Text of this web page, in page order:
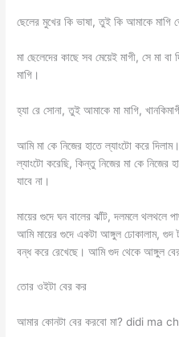
ছেলের মুখের কি ভাষা, তুই কি আমাকে মাগি
মা ছেলেদের কাছে সব মেয়েই মাগী, সে মা
মাগি।
হ্যা রে সোনা, তুই আমাকে মা মাগি,
আমি মা কে নিজের হাতে ল্যাংটো করে
ল্যাংটো করেছি, কিন্তু নিজের মা কে নিজের
যাবে না।
মায়ের গুদে ঘন বালের ঝাঁট, দলমলে থলথলে
আমি মায়ের গুদে একটা আঙ্গুল ঢোকালাম, গুদ
বন্ধ করে রেখেছে। আমি গুদ থেকে আঙ্গুল
তোর ওইটা বের কর
আমার কোনটা বের করবো মা? didi ma